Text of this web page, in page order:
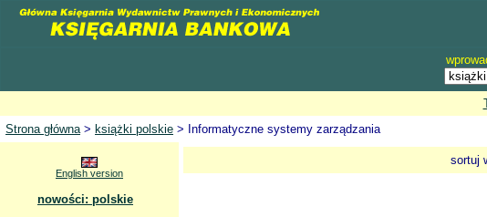
Strona główna> książki polskie > Informatyczne systemy zarządzania
English version
nowości: polskie
sortuj